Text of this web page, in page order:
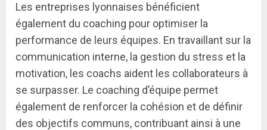
Les entreprises lyonnaises bénéficient
également du coaching pour optimiser la
performance de leurs équipes. En travaillant sur la
communication interne, la gestion du stress et la
motivation, les coachs aident les collaborateurs à
se surpasser. Le coaching d’équipe permet
également de renforcer la cohésion et de définir
des objectifs communs, contribuant ainsi à une